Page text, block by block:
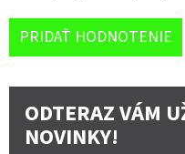
PRIDAŤ HODNOTENIE
ODTERAZ VÁM
NOVINKY!